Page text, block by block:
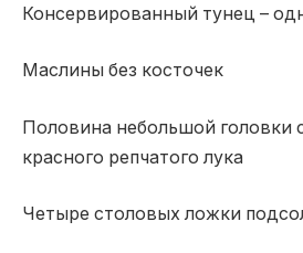
Консервированный тунец –
Маслины без косточек
Половина небольшой головки
красного репчатого лука
Четыре столовых ложки